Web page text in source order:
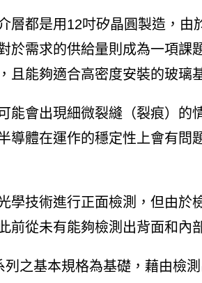
層都是用12吋矽晶圓製造，由
於需求的供給量則成為一項課
且能夠適合高密度安裝的玻璃
能會出現細微裂縫（裂痕）的
導體在運作的穩定性上會有問
學技術進行正面檢測，但由於
前從未有能夠檢測出背面和內
列之基本規格為基礎，藉由檢